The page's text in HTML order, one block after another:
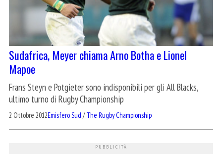
Sudafrica, Meyer chiama Arno Botha e Lionel
Mapoe
Frans Steyn e Potgieter sono indisponibili per gli All Blacks,
ultimo turno di Rugby Championship
2 Ottobre 2012Emisfero Sud /The Rugby Championship